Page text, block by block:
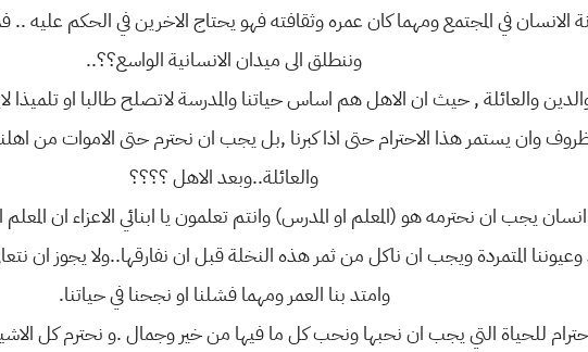
الانسان في المجتمع ومهما كان عمره وثقافته فهو يحتاج الاخرين في الحكم عليه
وننطلق الى ميدان الانسانية الواسع؟؟..
والعائلة , حيث ان الاهل هم اساس حياتنا والمدرسة لاتصلح طالبا او تلميذا
وان يستمر هذا الاحترام حتى اذا كبرنا ,بل يجب ان نحترم حتى الاموات من
والعائلة..وبعد الاهل ؟؟؟؟
يجب ان نحترمه هو (المعلم او المدرس) وانتم تعلمون يا ابنائي الاعزاء ان
المتمردة ويجب ان ناكل من ثمر هذه النخلة قبل ان نفارقها..ولا يجوز ان
وامتد بنا العمر ومهما فشلنا او نجحنا في حياتنا.
احترام للحياة التي يجب ان نحبها ونحب كل ما فيها من خير وجمال .و نحترم كل